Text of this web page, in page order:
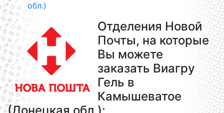
обл.)
Отделения Новой
Почты, на которые
Вы можете
заказать Виагру
Гель в
Камышеватое